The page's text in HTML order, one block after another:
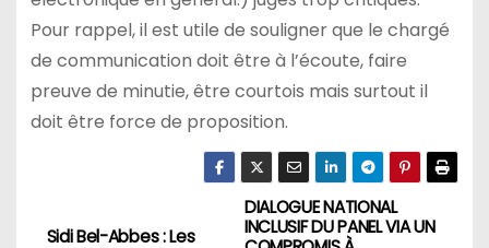
Pour rappel, il est utile de souligner que le chargé
de communication doit être à l’écoute, faire
preuve de minutie, être courtois mais surtout il
doit être force de proposition.
N
DIALOGUE NATIONAL
INCLUSIF DU PANEL VIA UN
Sidi Bel-Abbes : Les